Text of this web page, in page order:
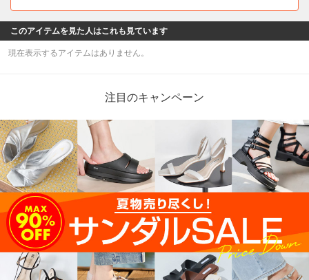
このアイテムを見た人はこれも見ています
現在表示するアイテムはありません。
注目のキャンペーン